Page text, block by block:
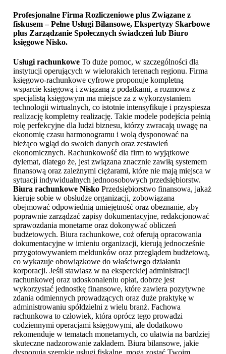
Profesjonalne Firma Rozliczeniowe plus Związane z
fiskusem – Pełne Usługi Bilansowe, Ekspertyzy Skarbowe
plus Zarządzanie Społecznych świadczeń lub Biuro
księgowe Nisko.
Usługi rachunkowe To duże pomoc, w szczególności dla
instytucji operujących w wielorakich terenach regionu. Firma
księgowo-rachunkowe cyfrowe proponuje kompletną
wsparcie księgową i związaną z podatkami, a rozmowa z
specjalistą księgowym ma miejsce za z wykorzystaniem
technologii wirtualnych, co istotnie intensyfikuje i przyspiesza
realizację kompletny realizację. Takie modele podejścia pełnią
rolę perfekcyjne dla ludzi biznesu, którzy zwracają uwagę na
ekonomię czasu harmonogramu i wolą dysponować na
bieżąco wgląd do swoich danych oraz zestawień
ekonomicznych. Rachunkowość dla firm to wyjątkowe
dylemat, dlatego że, jest związana znacznie zawiłą systemem
finansową oraz zależnymi ciężarami, które nie mają miejsca w
sytuacji indywidualnych jednoosobowych przedsiębiorstw.
Biura rachunkowe Nisko Przedsiębiorstwo finansowa, jakaż
kieruje sobie w obsłudze organizacji, zobowiązana
obejmować odpowiednią umiejętność oraz obeznanie, aby
poprawnie zarządzać zapisy dokumentacyjne, redakcjonować
sprawozdania monetarne oraz dokonywać obliczeń
budżetowych. Biura rachunkowe, coż oferują opracowania
dokumentacyjne w imieniu organizacji, kierują jednocześnie
przygotowywaniem meldunków oraz przeglądem budżetową,
co wykazuje obowiązkowe do właściwego działania
korporacji. Jeśli stawiasz w na eksperckiej administracji
rachunkowej oraz udoskonaleniu opłat, dobrze jest
wykorzystać jednostkę finansowe, które zawiera pozytywne
zdania odmiennych prowadzących oraz duże praktykę w
administrowaniu spółdzielni z wielu branż. Fachowa
rachunkowa to człowiek, która oprócz tego prowadzi
codziennymi operacjami księgowymi, ale dodatkowo
rekomenduje w tematach monetarnych, co ułatwia na bardziej
skuteczne nadzorowanie zakładem. Biura bilansowe, jakie
dysponują szerokie usługi fiskalne, mogą zostać Twoim